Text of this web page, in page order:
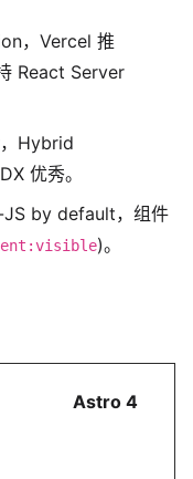
，Vercel 推
React Server
Hybrid
DX 优秀。
JS by default，组件
)。
Astro 4